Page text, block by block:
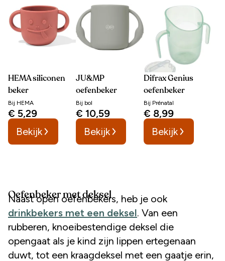
HEMA siliconen
beker
Bij HEMA
€ 5,29
Bekijk
JU&MP
oefenbeker
Bij bol
€ 10,59
Bekijk
Difrax Genius
oefenbeker
Bij Prénatal
€ 8,99
Bekijk
Oefenbeker met deksel
Naast open oefenbekers, heb je ook
drinkbekers met een deksel. Van een
rubberen, knoeibestendige deksel die
opengaat als je kind zijn lippen ertegenaan
duwt, tot een kraagdeksel met een gaatje erin,